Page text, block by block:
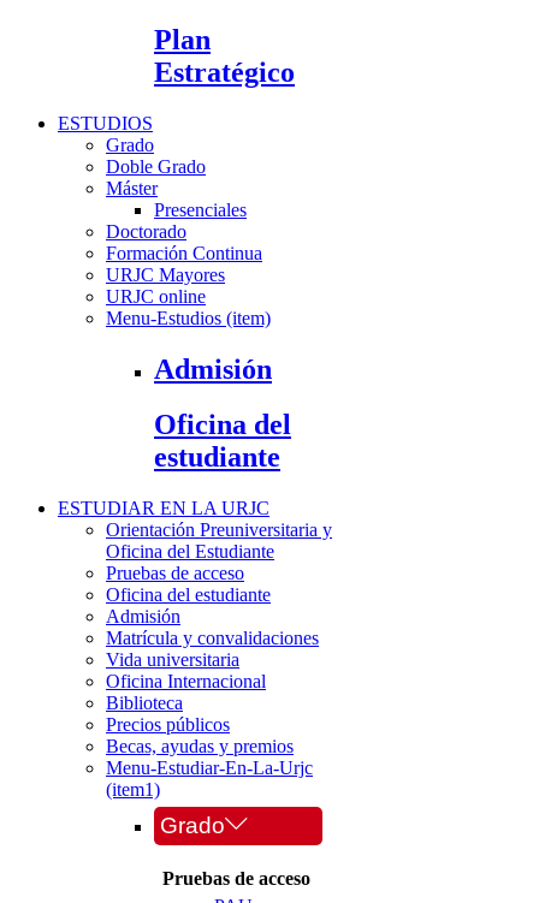
Plan
Estratégico
ESTUDIOS
Grado
Doble Grado
Máster
Presenciales
Doctorado
Formación Continua
URJC Mayores
URJC online
Menu-Estudios (item)
Admisión
Oficina del
estudiante
ESTUDIAR EN LA URJC
Orientación Preuniversitaria y
Oficina del Estudiante
Pruebas de acceso
Oficina del estudiante
Admisión
Matrícula y convalidaciones
Vida universitaria
Oficina Internacional
Biblioteca
Precios públicos
Becas, ayudas y premios
Menu-Estudiar-En-La-Urjc
(item1)
Grado
Pruebas de acceso